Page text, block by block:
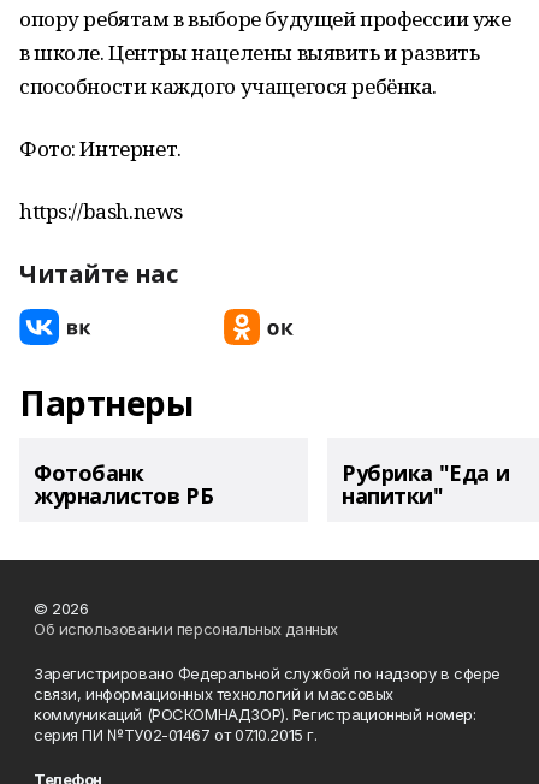
опору ребятам в выборе будущей профессии уже
в школе. Центры нацелены выявить и развить
способности каждого учащегося ребёнка.
Фото: Интернет.
https://bash.news
Читайте нас
Партнеры
Фотобанк
журналистов РБ
Рубрика "Еда и
напитки"
© 2026
Об использовании персональных данных
Зарегистрировано Федеральной службой по надзору в сфере
связи, информационных технологий и массовых
коммуникаций (РОСКОМНАДЗОР). Регистрационный номер:
серия ПИ №ТУ02-01467 от 07.10.2015 г.
Телефон